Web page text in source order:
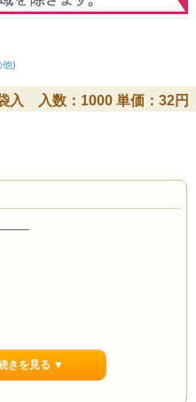
他)
入 入数：1000 単価：32円
イズ25.5cmの男性がギリギリ履ける
きを見る ▼